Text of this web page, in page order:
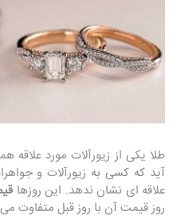
طلا یکی از زیورآلات مورد
آید که کسی به زیورآلات و
علاقه ای نشان ندهد. این روزها
روز قیمت آن با روز قبل متفاوت